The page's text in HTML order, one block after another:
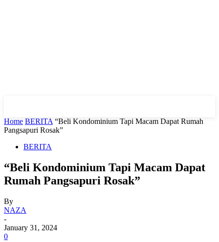
Home BERITA “Beli Kondominium Tapi Macam Dapat Rumah
Pangsapuri Rosak”
BERITA
“Beli Kondominium Tapi Macam Dapat
Rumah Pangsapuri Rosak”
By
NAZA
-
January 31, 2024
0